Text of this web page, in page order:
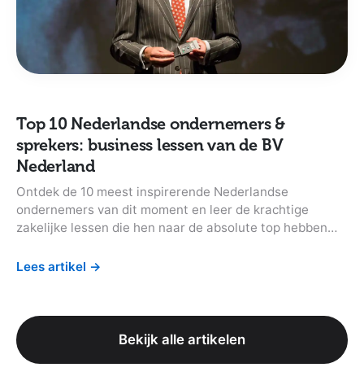
Top 10 Nederlandse ondernemers &
sprekers: business lessen van de BV
Nederland
Ontdek de 10 meest inspirerende Nederlandse
ondernemers van dit moment en leer de krachtige
zakelijke lessen die hen naar de absolute top hebben
Lees artikel →
Bekijk alle artikelen